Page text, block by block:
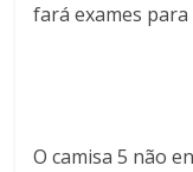
fará exames
O camisa 5 não